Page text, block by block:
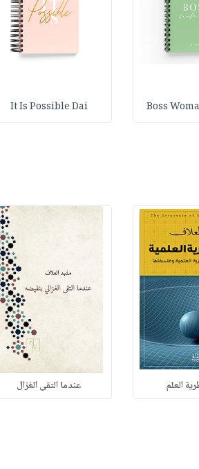
Boss
It Is Possible Dai
العلم عندما التقى الغزال